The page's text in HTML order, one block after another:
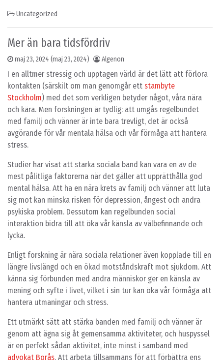
Uncategorized
Mer än bara tidsfördriv
maj 23, 2024 (maj 23, 2024) Algenon
I en alltmer stressig och upptagen värld är det lätt att förlora
kontakten (särskilt om man genomgår ett stambyte
Stockholm) med det som verkligen betyder något, våra nära
och kära. Men forskningen är tydlig: att umgås regelbundet
med familj och vänner är inte bara trevligt, det är också
avgörande för vår mentala hälsa och vår förmåga att hantera
stress.
Studier har visat att starka sociala band kan vara en av de
mest pålitliga faktorerna när det gäller att upprätthålla god
mental hälsa. Att ha en nära krets av familj och vänner att luta
sig mot kan minska risken för depression, ångest och andra
psykiska problem. Dessutom kan regelbunden social
interaktion bidra till att öka vår känsla av välbefinnande och
lycka.
Enligt forskning är nära sociala relationer även kopplade till en
längre livslängd och en ökad motståndskraft mot sjukdom. Att
känna sig förbunden med andra människor ger en känsla av
mening och syfte i livet, vilket i sin tur kan öka vår förmåga att
hantera utmaningar och stress.
Ett utmärkt sätt att stärka banden med familj och vänner är
genom att ägna sig åt gemensamma aktiviteter, och huspyssel
är en perfekt sådan aktivitet, inte minst i samband med
advokat Borås. Att arbeta tillsammans för att förbättra ens